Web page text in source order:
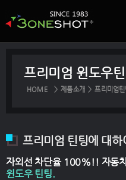
프리미엄 윈도우
HOME > 제품소개 > 프리미엄틴
프리미엄 틴팅에 대하
자외선 차단율 100%!! 자동
윈도우 틴팅.